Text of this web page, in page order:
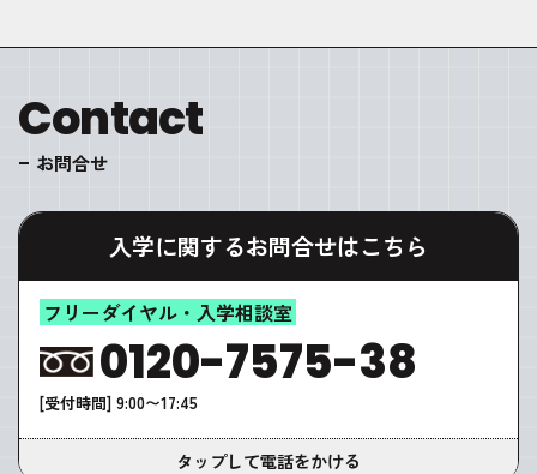
Contact
お問合せ
入学に関するお問合せはこちら
フリーダイヤル・入学相談室
0120-7575-38
[受付時間] 9:00〜17:45
タップして電話をかける